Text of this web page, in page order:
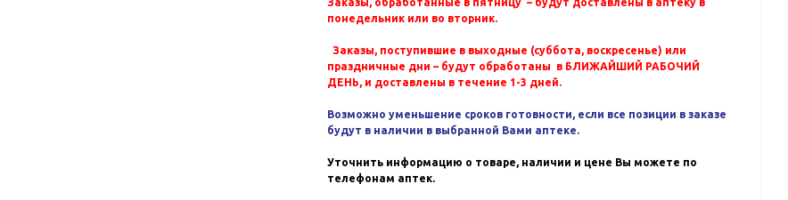
понедельник или во вторник.
Заказы, поступившие в выходные (суббота, воскресенье) или
праздничные дни – будут обработаны в БЛИЖАЙШИЙ РАБОЧИЙ
ДЕНЬ, и доставлены в течение 1-3 дней.
Возможно уменьшение сроков готовности, если все позиции в заказе
будут в наличии в выбранной Вами аптеке.
Уточнить информацию о товаре, наличии и цене Вы можете по
телефонам аптек.